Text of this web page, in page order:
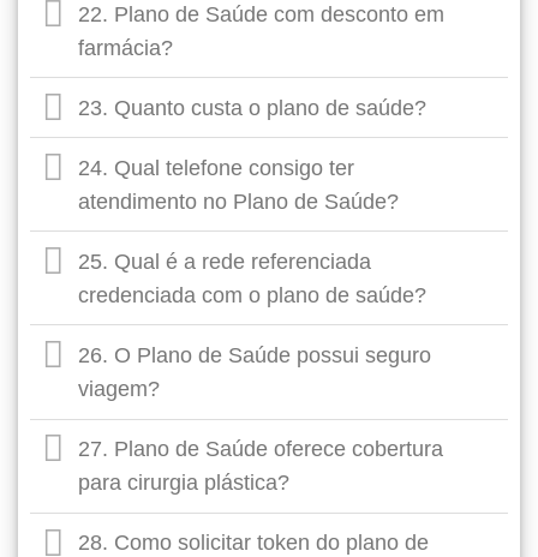
22. Plano de Saúde com desconto em
farmácia?
23. Quanto custa o plano de saúde?
24. Qual telefone consigo ter
atendimento no Plano de Saúde?
25. Qual é a rede referenciada
credenciada com o plano de saúde?
26. O Plano de Saúde possui seguro
viagem?
27. Plano de Saúde oferece cobertura
para cirurgia plástica?
28. Como solicitar token do plano de